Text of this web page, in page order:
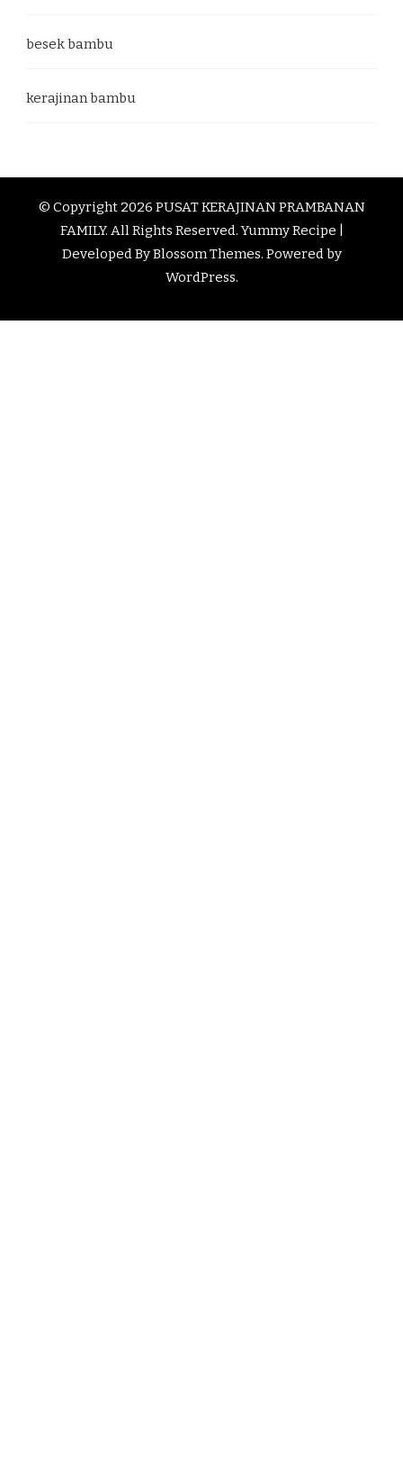
besek bambu
kerajinan bambu
© Copyright 2026 PUSAT KERAJINAN PRAMBANAN
FAMILY. All Rights Reserved.Yummy Recipe |
Developed ByBlossom Themes. Powered by
WordPress.